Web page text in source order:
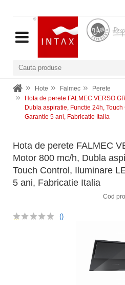
Hote Falmec
Perete
Hota de perete FALMEC VERSO
Dubla aspiratie, Functie 24h,
Garantie 5 ani, Fabricatie Italia
Hota de perete FALMEC
Motor 800 mc/h, Dubla
Touch Control, Iluminare
5 ani, Fabricatie Italia
Cod
()